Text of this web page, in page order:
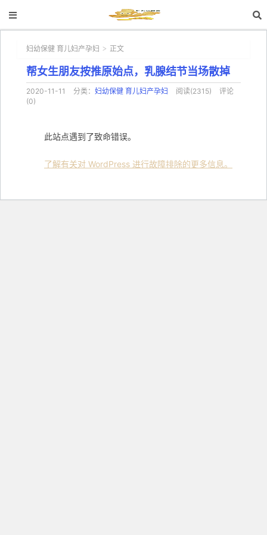
妇幼保健 育儿妇产孕妇 > 正文
帮女生朋友按推原始点，乳腺结节当场散掉
2020-11-11 分类： 妇幼保健 育儿妇产孕妇 阅读(2315)
评论
(0)
此站点遇到了致命错误。
了解有关对 WordPress 进行故障排除的更多信息。